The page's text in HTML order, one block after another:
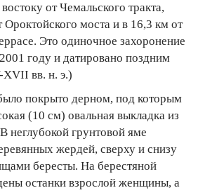
от Чемальского тракта,
моста и в 16,3 км от
Это одиночное захоронение
году и датировано поздним
ХVII вв. н. э.)
покрыто дерном, под которым
(10 см) овальная выкладка из
неглубокой грунтовой яме
жердей, сверху и снизу
бересты. На берестяной
останки взрослой женщины, а